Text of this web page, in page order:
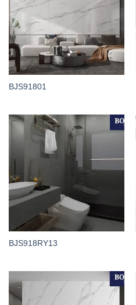
BJS91801
BJS918RY13